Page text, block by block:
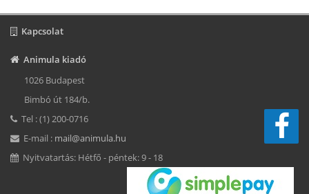
Kapcsolat
Animula kiadó
1026 Budapest
Bimbó út 184/b.
Tel : (1) 200-0716
E-mail : mail@animula.hu
Nyitvatartás: Hétfő - péntek: 9 - 18